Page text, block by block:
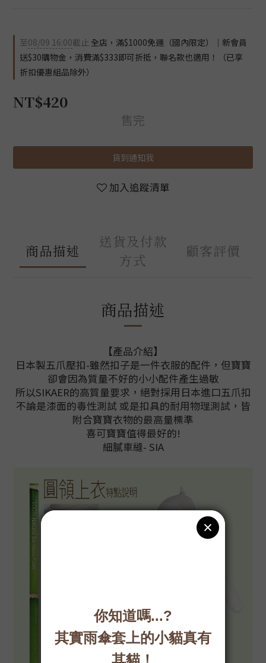
至08/09 16:00截止 全店，滿$1000免運（國內限定）｜新會員
送$30購物金，消費滿$333即可折抵，聯名款也適用！（已享
折扣優惠組品除外）
NT$420
售完
貨到通知我
加入追蹤清單
商品描述
送貨及付款
方式
顧客評價
商品描述
【產品介紹】
日本製五爪壓扣-雖然扣子是一件衣服的配件，但寶寶
卻會因為質量不好的小小配件產生過敏
所以SIKAER的高質量要求，絕對採用日本進口五爪扣
不論是漆面的毒性測試 或是扣具的耐用物理測試，皆
附合寶寶衣物的最高量標準
喜可寶寶值得最好的!
細膩車縫- SIA